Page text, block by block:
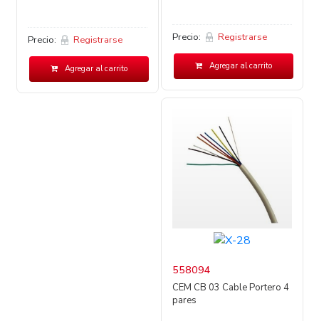
Precio: Registrarse
Agregar al carrito
Precio: Registrarse
Agregar al carrito
558094
CEM CB 03 Cable Portero 4
pares